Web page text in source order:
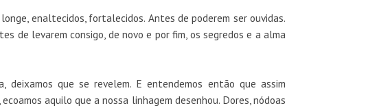
enaltecidos, fortalecidos. Antes de poderem ser ouvidas.
de levarem consigo, de novo e por fim, os segredos e a alma
deixamos que se revelem. E entendemos então que assim
aquilo que a nossa linhagem desenhou. Dores, nódoas